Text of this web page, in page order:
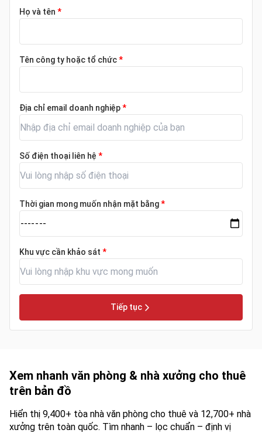
Họ và tên *
Tên công ty hoặc tổ chức*
Địa chỉ email doanh nghiệp*
Số điện thoại liên hệ *
Thời gian mong muốn nhận mặt bằng*
Khu vực cần khảo sát *
Tiếp tục
Xem nhanh văn phòng & nhà xưởng cho thuê
trên bản đồ
Hiển thị 9,400+ tòa nhà văn phòng cho thuê và 12,700+ nhà
xưởng trên toàn quốc. Tìm nhanh – lọc chuẩn – định vị